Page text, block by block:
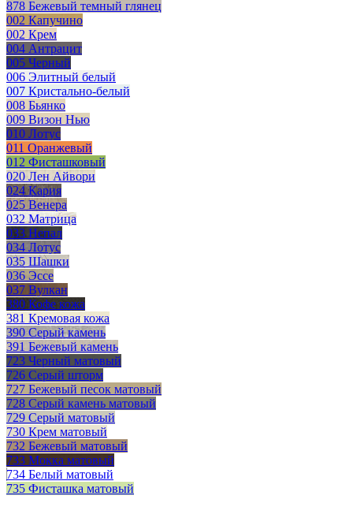
878 Бежевый темный глянец
002 Капучино
002 Крем
004 Антрацит
005 Черный
006 Элитный белый
007 Кристально-белый
008 Бьянко
009 Визон Нью
010 Лотус
011 Оранжевый
012 Фисташковый
020 Лен Айвори
024 Кария
025 Венера
032 Матрица
033 Непал
034 Лотус
035 Шашки
036 Эссе
037 Вулкан
380 Кофе кожа
381 Кремовая кожа
390 Серый камень
391 Бежевый камень
723 Черный матовый
726 Серый шторм
727 Бежевый песок матовый
728 Серый камень матовый
729 Серый матовый
730 Крем матовый
732 Бежевый матовый
733 Мокка матовый
734 Белый матовый
735 Фисташка матовый